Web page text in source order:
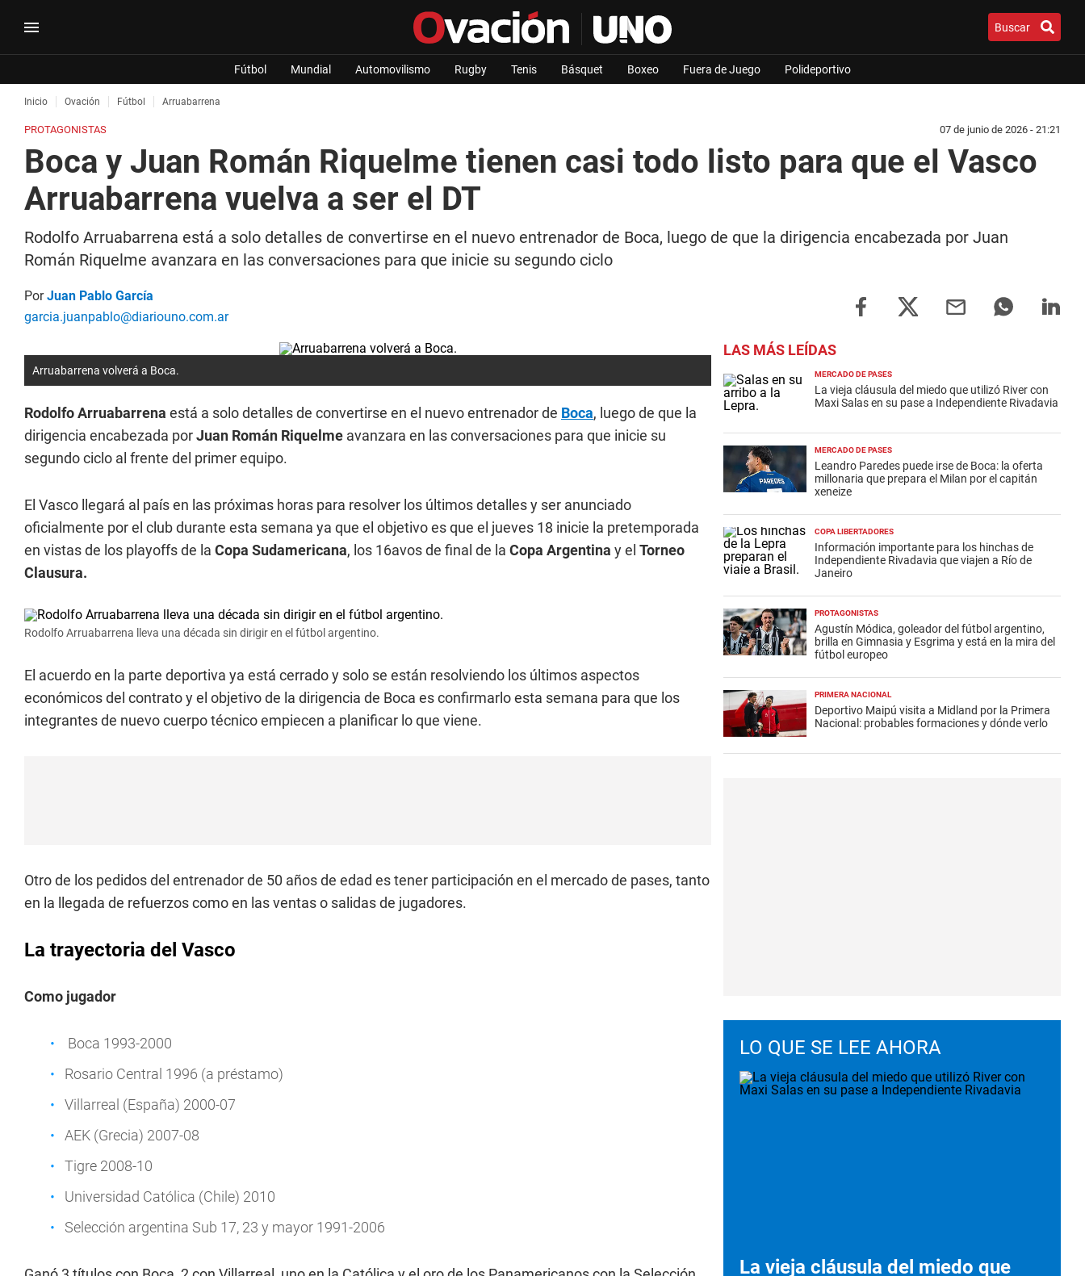
Buscar
Fútbol Mundial Automovilismo Rugby Tenis Básquet Boxeo Fuera de Juego Polideportivo
Inicio Ovación Fútbol Arruabarrena
PROTAGONISTAS 07 de junio de 2026 - 21:21
Boca y Juan Román Riquelme tienen casi todo listo para que el Vasco
Arruabarrena vuelva a ser el DT
Rodolfo Arruabarrena está a solo detalles de convertirse en el nuevo entrenador de Boca, luego de que la dirigencia encabezada por Juan
Román Riquelme avanzara en las conversaciones para que inicie su segundo ciclo
PorJuan Pablo García
garcia.juanpablo@diariouno.com.ar
Arruabarrena volverá a Boca.
Rodolfo Arruabarrena está a solo detalles de convertirse en el nuevo entrenador de Boca, luego de que la
dirigencia encabezada porJuan Román Riquelme avanzara en las conversaciones para que inicie su
segundo ciclo al frente del primer equipo.
El Vasco llegará al país en las próximas horas para resolver los últimos detalles y ser anunciado
oficialmente por el club durante esta semana ya que el objetivo es que el jueves 18 inicie la pretemporada
en vistas de los playoffs de la Copa Sudamericana, los 16avos de final de la Copa Argentina y el Torneo
Clausura.
Rodolfo Arruabarrena lleva una década sin dirigir en el fútbol argentino.
El acuerdo en la parte deportiva ya está cerrado y solo se están resolviendo los últimos aspectos
económicos del contrato y el objetivo de la dirigencia de Boca es confirmarlo esta semana para que los
integrantes de nuevo cuerpo técnico empiecen a planificar lo que viene.
Otro de los pedidos del entrenador de 50 años de edad es tener participación en el mercado de pases, tanto
en la llegada de refuerzos como en las ventas o salidas de jugadores.
La trayectoria del Vasco
Como jugador
Boca 1993-2000
Rosario Central 1996 (a préstamo)
Villarreal (España) 2000-07
AEK (Grecia) 2007-08
Tigre 2008-10
Universidad Católica (Chile) 2010
Selección argentina Sub 17, 23 y mayor 1991-2006
LAS MÁS LEÍDAS
MERCADO DE PASES
La vieja cláusula del miedo que utilizó River con
Maxi Salas en su pase a Independiente Rivadavia
MERCADO DE PASES
Leandro Paredes puede irse de Boca: la oferta
millonaria que prepara el Milan por el capitán
xeneize
COPA LIBERTADORES
Información importante para los hinchas de
Independiente Rivadavia que viajen a Río de
Janeiro
PROTAGONISTAS
Agustín Módica, goleador del fútbol argentino,
brilla en Gimnasia y Esgrima y está en la mira del
fútbol europeo
PRIMERA NACIONAL
Deportivo Maipú visita a Midland por la Primera
Nacional: probables formaciones y dónde verlo
LO QUE SE LEE AHORA
La vieja cláusula del miedo que